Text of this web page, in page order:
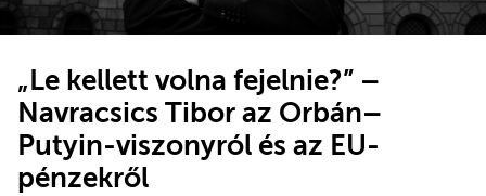
„Le kellett volna fejelnie?” –
Navracsics Tibor az Orbán–
Putyin-viszonyról és az EU-
pénzekről